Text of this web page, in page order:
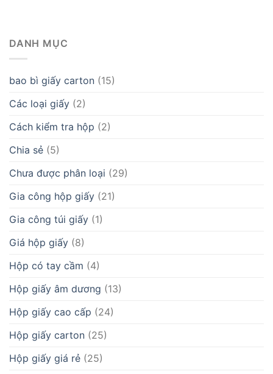
DANH MỤC
bao bì giấy carton (15)
Các loại giấy (2)
Cách kiểm tra hộp (2)
Chia sẻ (5)
Chưa được phân loại (29)
Gia công hộp giấy (21)
Gia công túi giấy (1)
Giá hộp giấy (8)
Hộp có tay cầm (4)
Hộp giấy âm dương (13)
Hộp giấy cao cấp (24)
Hộp giấy carton (25)
Hộp giấy giá rẻ (25)